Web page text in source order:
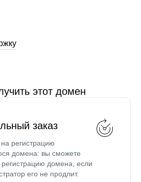
этот домен
заказ
регистрацию
домена: вы сможете
регистрацию домена, если
его не продлит.